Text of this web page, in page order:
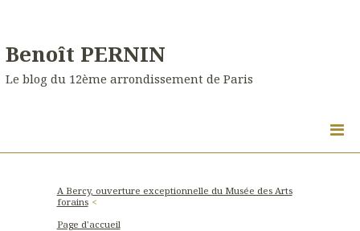
Benoît PERNIN
Le blog du 12ème arrondissement de Paris
A Bercy, ouverture exceptionnelle du Musée des Arts
forains
Page d'accueil